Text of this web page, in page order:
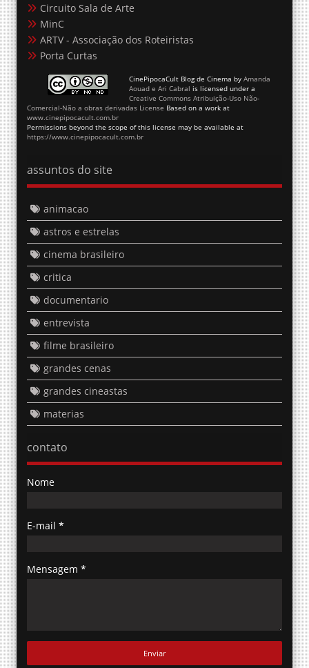
Circuito Sala de Arte
MinC
ARTV - Associação dos Roteiristas
Porta Curtas
CinePipocaCult Blog de Cinema by Amanda
Aouad e Ari Cabral is licensed under a
Creative Commons Atribuição-Uso Não-
Comercial-Não a obras derivadas License Based on a work at
www.cinepipocacult.com.br
Permissions beyond the scope of this license may be available at
https://www.cinepipocacult.com.br
assuntos do site
animacao
astros e estrelas
cinema brasileiro
critica
documentario
entrevista
filme brasileiro
grandes cenas
grandes cineastas
materias
contato
Nome
E-mail *
Mensagem *